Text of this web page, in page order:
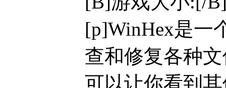
[p]WinHex是一
查和修复各种
可以让你看到